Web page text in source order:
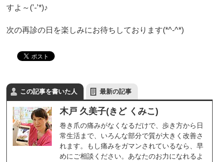
すよ～(’-’*)♪
次の再診の日を楽しみにお待ちしております(*^-^*)
この記事を書いた人 最新の記事
木戸 久美子(きど くみこ)
巻き爪の痛みがなくなるだけで、歩き方から日
常生活まで、いろんな部分で質が大きく改善さ
れます。もし痛みをガマンされているなら、早
めにご相談ください。あなたのお力になれるよ